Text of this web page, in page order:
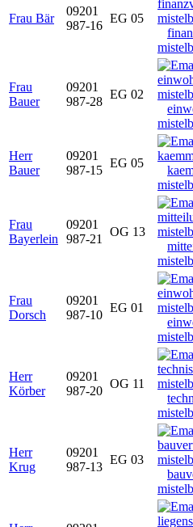
Frau Bär
09201
987-16
EG 05
Frau
Bauer
09201
987-28
EG 02
Herr
Bauer
09201
987-15
EG 05
Frau
Bayerlein
09201
987-21
OG 13
Frau
Dorsch
09201
987-10
EG 01
Herr
Körber
09201
987-20
OG 11
Herr
Krug
09201
987-13
EG 03